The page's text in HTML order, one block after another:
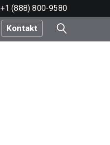
+1 (888) 800-9580
Kontakt